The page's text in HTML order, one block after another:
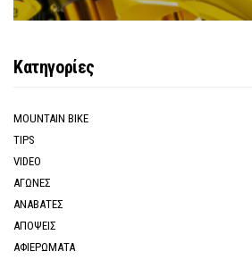
Κατηγορίες
MOUNTAIN BIKE
TIPS
VIDEO
ΑΓΩΝΕΣ
ΑΝΑΒΑΤΕΣ
ΑΠΟΨΕΙΣ
ΑΦΙΕΡΩΜΑΤΑ